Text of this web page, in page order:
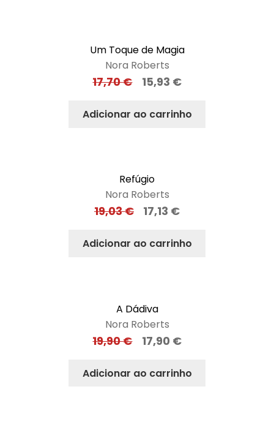
Um Toque de Magia
Nora Roberts
17,70€ 15,93 €
Adicionar ao carrinho
Refúgio
Nora Roberts
19,03€ 17,13 €
Adicionar ao carrinho
A Dádiva
Nora Roberts
19,90€ 17,90 €
Adicionar ao carrinho